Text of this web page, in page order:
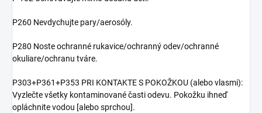
P260 Nevdychujte pary/aerosóly.
P280 Noste ochranné rukavice/ochranný odev/ochranné
okuliare/ochranu tváre.
P303+P361+P353 PRI KONTAKTE S POKOŽKOU (alebo vlasmi):
Vyzlečte všetky kontaminované časti odevu. Pokožku ihneď
opláchnite vodou [alebo sprchou].